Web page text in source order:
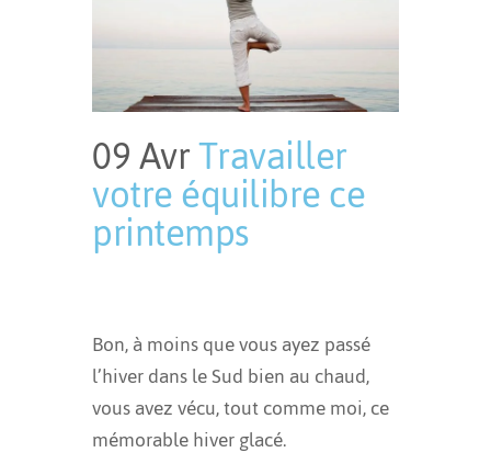
09 AvrTravailler
votre équilibre ce
printemps
Publié à 08:22h
Bon, à moins que vous ayez passé
l’hiver dans le Sud bien au chaud,
vous avez vécu, tout comme moi, ce
mémorable hiver glacé.